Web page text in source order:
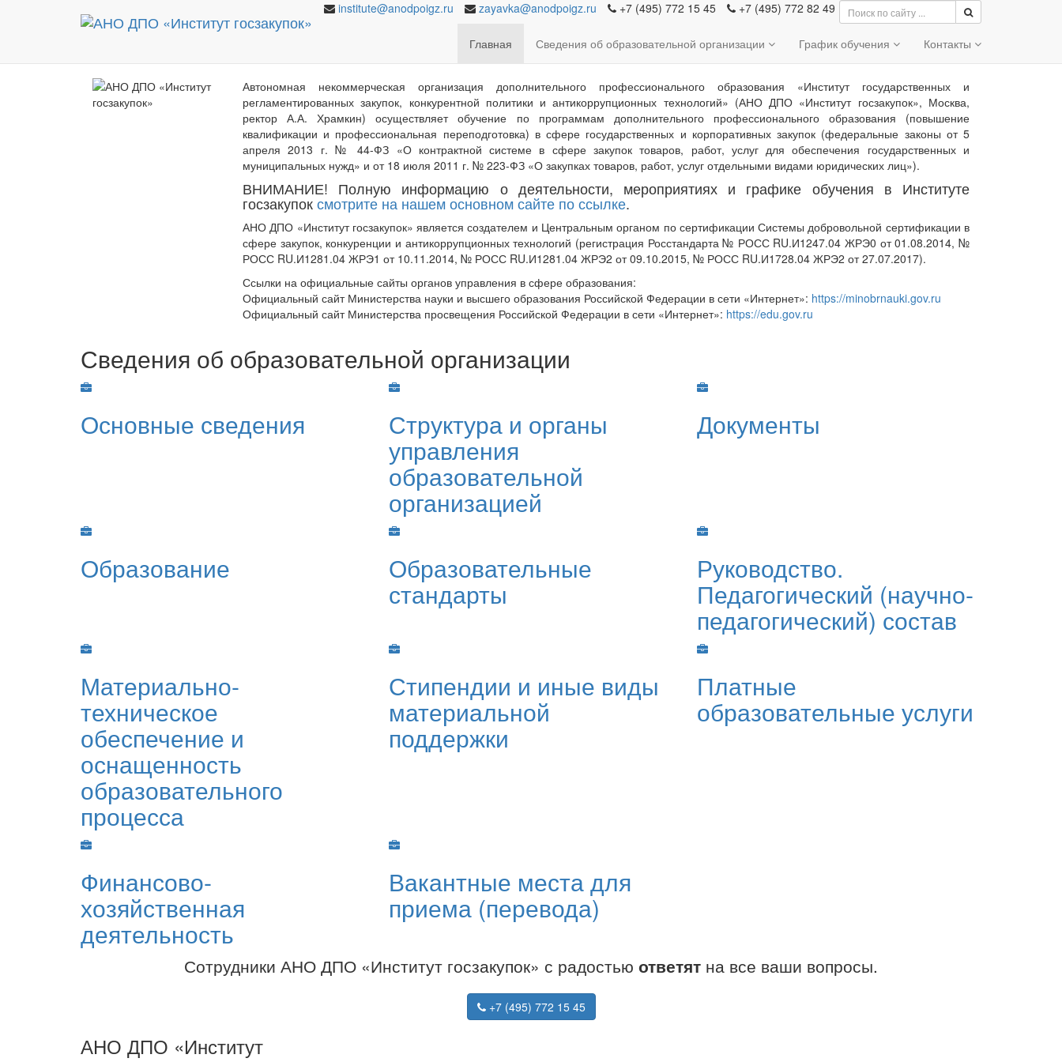
institute@anodpoigz.ru zayavka@anodpoigz.ru +7 (495) 772 15 45 +7 (495) 772 82 49
Главная Сведения об образовательной организации График обучения Контакты
АНО ДПО «Институт госзакупок»
Автономная некоммерческая организация дополнительного профессионального образования «Институт государственных и
регламентированных закупок, конкурентной политики и антикоррупционных технологий» (АНО ДПО «Институт госзакупок», Москва,
ректор А.А. Храмкин) осуществляет обучение по программам дополнительного профессионального образования (повышение
квалификации и профессиональная переподготовка) в сфере государственных и корпоративных закупок (федеральные законы от 5
апреля 2013 г. № 44-ФЗ «О контрактной системе в сфере закупок товаров, работ, услуг для обеспечения государственных и
муниципальных нужд» и от 18 июля 2011 г. № 223-ФЗ «О закупках товаров, работ, услуг отдельными видами юридических лиц»).
ВНИМАНИЕ! Полную информацию о деятельности, мероприятиях и графике обучения в Институте
госзакупоксмотрите на нашем основном сайте по ссылке.
АНО ДПО «Институт госзакупок» является создателем и Центральным органом по сертификации Системы добровольной сертификации в
сфере закупок, конкуренции и антикоррупционных технологий (регистрация Росстандарта № РОСС RU.И1247.04 ЖРЭ0 от 01.08.2014, №
РОСС RU.И1281.04 ЖРЭ1 от 10.11.2014, № РОСС RU.И1281.04 ЖРЭ2 от 09.10.2015, № РОСС RU.И1728.04 ЖРЭ2 от 27.07.2017).
Ссылки на официальные сайты органов управления в сфере образования:
Официальный сайт Министерства науки и высшего образования Российской Федерации в сети «Интернет»: https://minobrnauki.gov.ru
Официальный сайт Министерства просвещения Российской Федерации в сети «Интернет»: https://edu.gov.ru
Сведения об образовательной организации
Основные сведения
Структура и органы
управления
образовательной
организацией
Документы
Образование Образовательные
стандарты
Руководство.
Педагогический (научно-
педагогический) состав
Материально-
техническое
обеспечение и
оснащенность
образовательного
процесса
Стипендии и иные виды
материальной
поддержки
Платные
образовательные услуги
Финансово-
хозяйственная
деятельность
Вакантные места для
приема (перевода)
Сотрудники АНО ДПО «Институт госзакупок» с радостью ответят на все ваши вопросы.
+7 (495) 772 15 45
АНО ДПО «Институт